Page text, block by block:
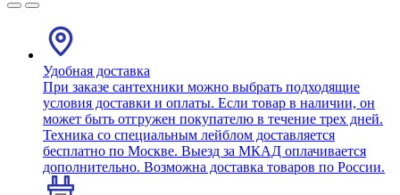
Удобная доставка
При заказе сантехники можно выбрать подходящие
условия доставки и оплаты. Если товар в наличии, он
может быть отгружен покупателю в течение трех дней.
Техника со специальным лейблом доставляется
бесплатно по Москве. Выезд за МКАД оплачивается
дополнительно. Возможна доставка товаров по России.